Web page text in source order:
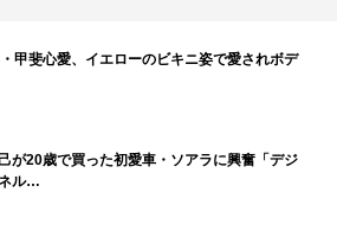
甲斐心愛、イエローのビキニ姿で愛されボデ
が20歳で買った初愛車・ソアラに興奮「デジ
ル…